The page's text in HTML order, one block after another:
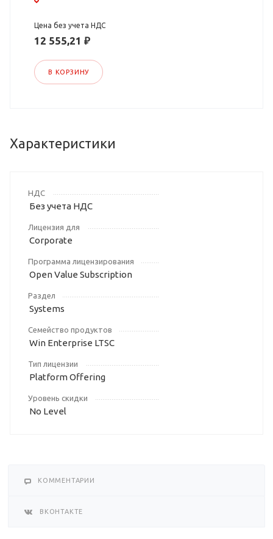
Цена без учета НДС
12 555,21 ₽
В КОРЗИНУ
Характеристики
НДС
Без учета НДС
Лицензия для
Corporate
Программа лицензирования
Open Value Subscription
Раздел
Systems
Семейство продуктов
Win Enterprise LTSC
Тип лицензии
Platform Offering
Уровень скидки
No Level
КОММЕНТАРИИ
ВКОНТАКТЕ